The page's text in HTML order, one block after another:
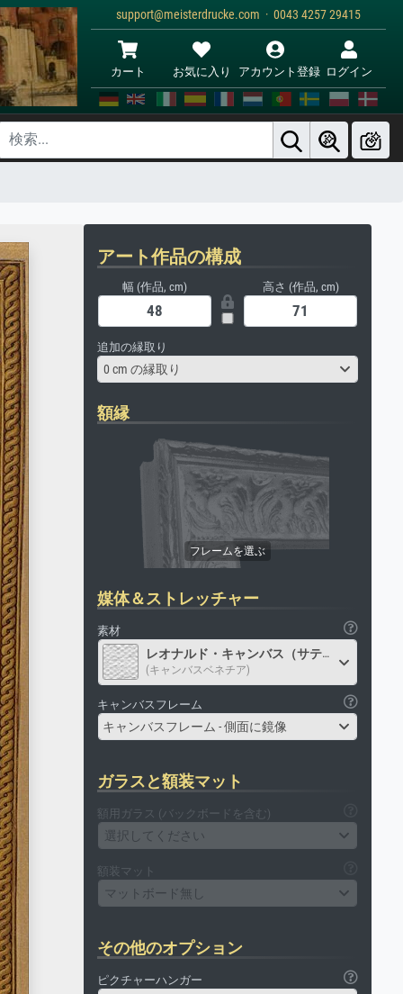
support@meisterdrucke.com · 0043 4257 29415
カート お気に入り アカウント登録 ログイン
アート作品の構成
幅 (作品, cm) 高さ (作品, cm)
追加の縁取り
0 cm の縁取り
額縁
媒体＆ストレッチャー
素材
レオナルド・キャンバス（サテン）
(キャンバスベネチア)
キャンバスフレーム
キャンバスフレーム - 側面に鏡像
ガラスと額装マット
額用ガラス (バックボードを含む)
選択してください
額装マット
マットボード無し
その他のオプション
ピクチャーハンガー